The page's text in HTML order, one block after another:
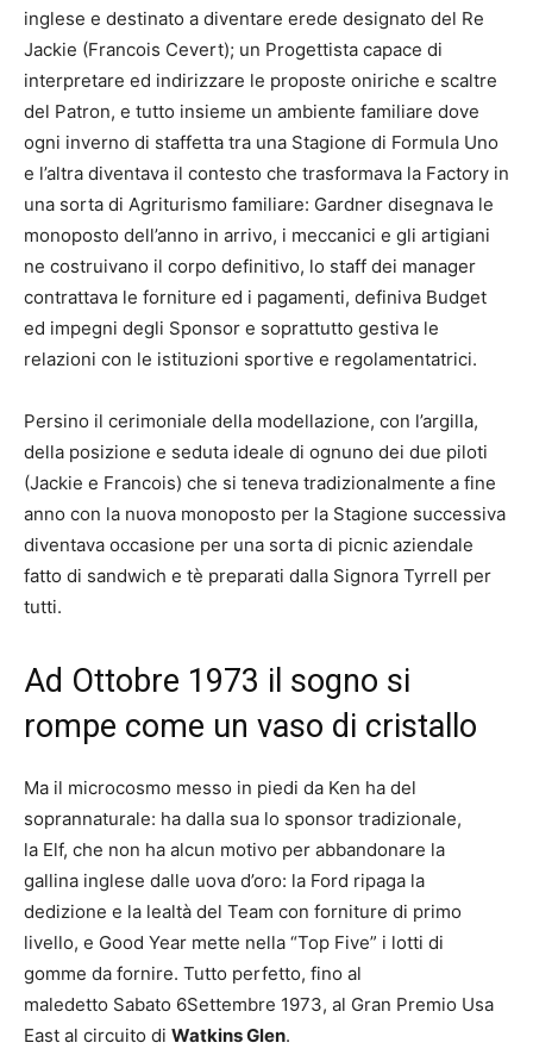
inglese e destinato a diventare erede designato del Re
Jackie (Francois Cevert); un Progettista capace di
interpretare ed indirizzare le proposte oniriche e scaltre
del Patron, e tutto insieme un ambiente familiare dove
ogni inverno di staffetta tra una Stagione di Formula Uno
e l’altra diventava il contesto che trasformava la Factory in
una sorta di Agriturismo familiare: Gardner disegnava le
monoposto dell’anno in arrivo, i meccanici e gli artigiani
ne costruivano il corpo definitivo, lo staff dei manager
contrattava le forniture ed i pagamenti, definiva Budget
ed impegni degli Sponsor e soprattutto gestiva le
relazioni con le istituzioni sportive e regolamentatrici.
Persino il cerimoniale della modellazione, con l’argilla,
della posizione e seduta ideale di ognuno dei due piloti
(Jackie e Francois) che si teneva tradizionalmente a fine
anno con la nuova monoposto per la Stagione successiva
diventava occasione per una sorta di picnic aziendale
fatto di sandwich e tè preparati dalla Signora Tyrrell per
tutti.
Ad Ottobre 1973 il sogno si
rompe come un vaso di cristallo
Ma il microcosmo messo in piedi da Ken ha del
soprannaturale: ha dalla sua lo sponsor tradizionale,
la Elf, che non ha alcun motivo per abbandonare la
gallina inglese dalle uova d’oro: la Ford ripaga la
dedizione e la lealtà del Team con forniture di primo
livello, e Good Year mette nella “Top Five” i lotti di
gomme da fornire. Tutto perfetto, fino al
maledetto Sabato 6Settembre 1973, al Gran Premio Usa
East al circuito di Watkins Glen.